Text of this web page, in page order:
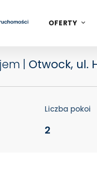
OFERTY
| Otwock, ul.
Liczba pokoi
2